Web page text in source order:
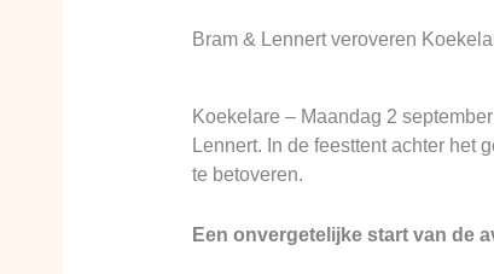
Bram & Lennert veroveren
Koekelare – Maandag 2
Lennert. In de feesttent achter het
te betoveren.
Een onvergetelijke start van de